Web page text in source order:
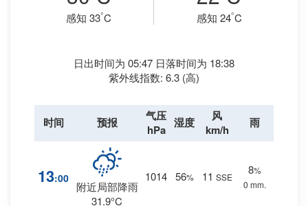
感知 33°C 感知 24°C
日出时间为 05:47 日落时间为 18:38
紫外线指数: 6.3 (高)
时间 预报
气压
hPa 湿度
风
km/h
雨
13:00
附近局部降雨
31.9°C
1014 56% 11 SSE
8%
0 mm.